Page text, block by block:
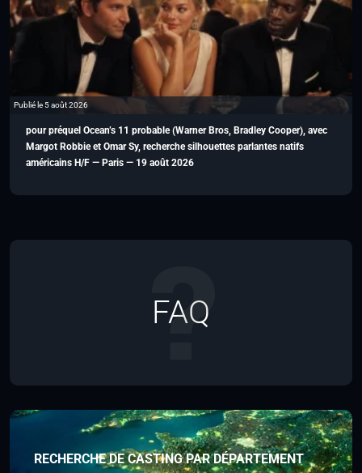
Publié le 5 août 2026
pour préquel Ocean’s 11 probable (Warner Bros, Bradley Cooper), avec
Margot Robbie et Omar Sy, recherche silhouettes parlantes natifs
américains H/F — Paris — 19 août 2026
FAQ
RECHERCHE DE CASTING PAR DÉPARTEMENT